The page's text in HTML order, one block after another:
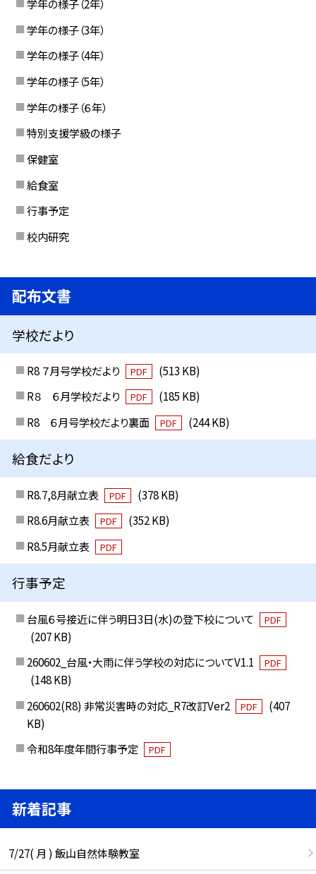
学年の様子（2年）
学年の様子（3年）
学年の様子（4年）
学年の様子（5年）
学年の様子（６年）
特別支援学級の様子
保健室
給食室
行事予定
校内研究
配布文書
学校だより
R8 ７月号学校だより PDF
(513 KB)
R８ ６月学校だより
PDF
(185 KB)
R8 ６月号学校だより裏面
PDF (244 KB)
給食だより
R8.7,8月献立表 PDF
(378 KB)
R8.6月献立表
PDF
(352 KB)
R8.5月献立表
PDF
行事予定
台風６号接近に伴う明日3日(水)の登下校について PDF
(207 KB)
260602_台風・大雨に伴う学校の対応についてV1.1
PDF
(148 KB)
260602(R8) 非常災害時の対応_R7改訂Ver2
PDF
(407
KB)
令和8年度年間行事予定
PDF
新着記事
7/27( 月 ) 飯山自然体験教室